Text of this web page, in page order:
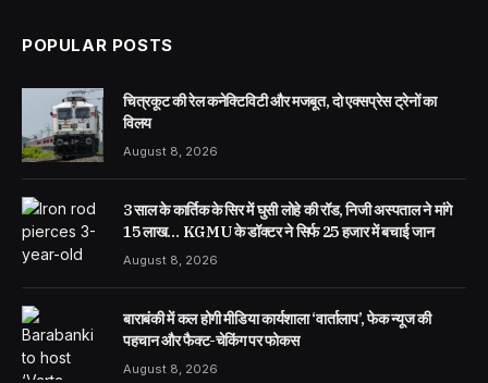
POPULAR POSTS
चित्रकूट की रेल कनेक्टिविटी और मजबूत, दो एक्सप्रेस ट्रेनों का
विलय
August 8, 2026
3 साल के कार्तिक के सिर में घुसी लोहे की रॉड, निजी अस्पताल ने मांगे
15 लाख… KGMU के डॉक्टर ने सिर्फ 25 हजार में बचाई जान
August 8, 2026
बाराबंकी में कल होगी मीडिया कार्यशाला ‘वार्तालाप’, फेक न्यूज की
पहचान और फैक्ट-चेकिंग पर फोकस
August 8, 2026